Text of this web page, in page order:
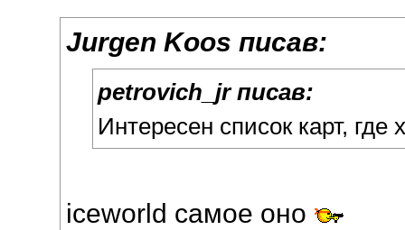
Jurgen Koos писав:
petrovich_jr писав:
Интересен список карт, где
iceworld самое оно